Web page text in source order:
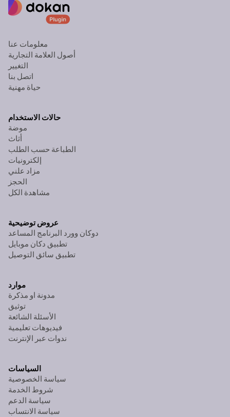
معلومات عنا
أصول العلامة التجارية
التغيير
اتصل بنا
حياة مهنية
حالات الاستخدام
موضة
أثاث
الطباعة حسب الطلب
إلكترونيات
مزاد علني
الحجز
مشاهدة الكل
عروض توضيحية
دوكان وورد البرنامج المساعد
تطبيق دكان موبايل
تطبيق سائق التوصيل
موارد
مدونة او مذكرة
توثيق
الأسئلة الشائعة
فيديوهات تعليمية
ندوات عبر الإنترنت
السياسات
سياسة الخصوصية
شروط الخدمة
سياسة الدعم
سياسة الانتساب